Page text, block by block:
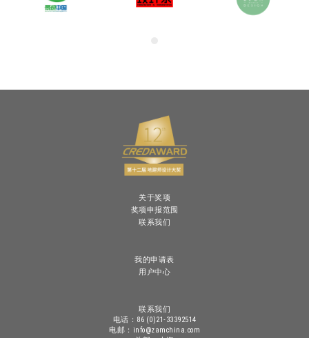
关于奖项
奖项申报范围
联系我们
我的申请表
用户中心
联系我们
电话：86 (0)21-33392514
电邮：info@zamchina.com